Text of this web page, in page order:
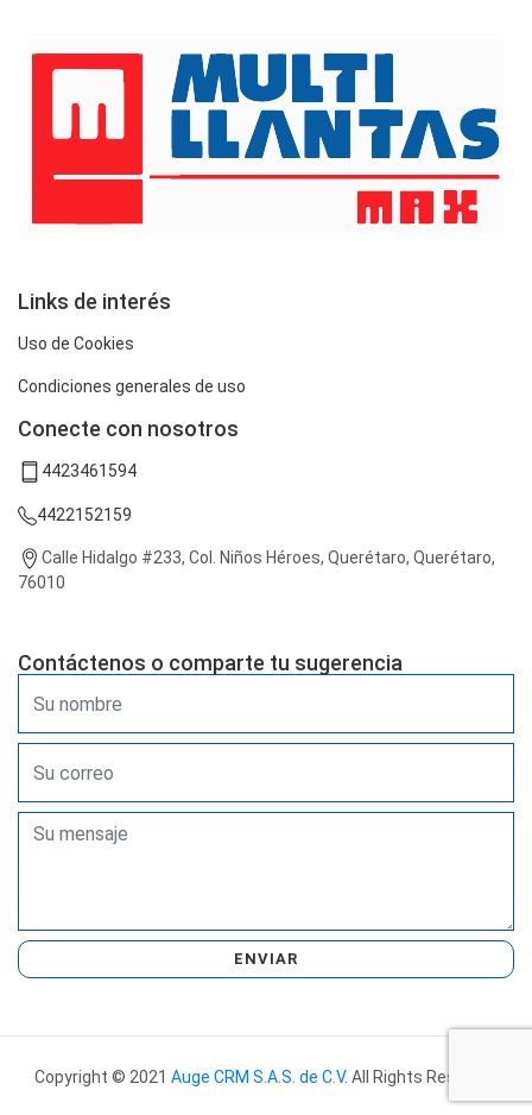
Links de interés
Uso de Cookies
Condiciones generales de uso
Conecte con nosotros
4423461594
4422152159
Calle Hidalgo #233, Col. Niños Héroes, Querétaro, Querétaro,
76010
Contáctenos o comparte tu sugerencia
ENVIAR
Copyright © 2021 Auge CRM S.A.S. de C.V. All Rights Reserved